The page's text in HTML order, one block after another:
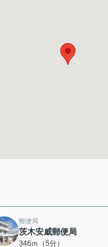
郵便局
茨木安威郵便局
346ｍ（5分）